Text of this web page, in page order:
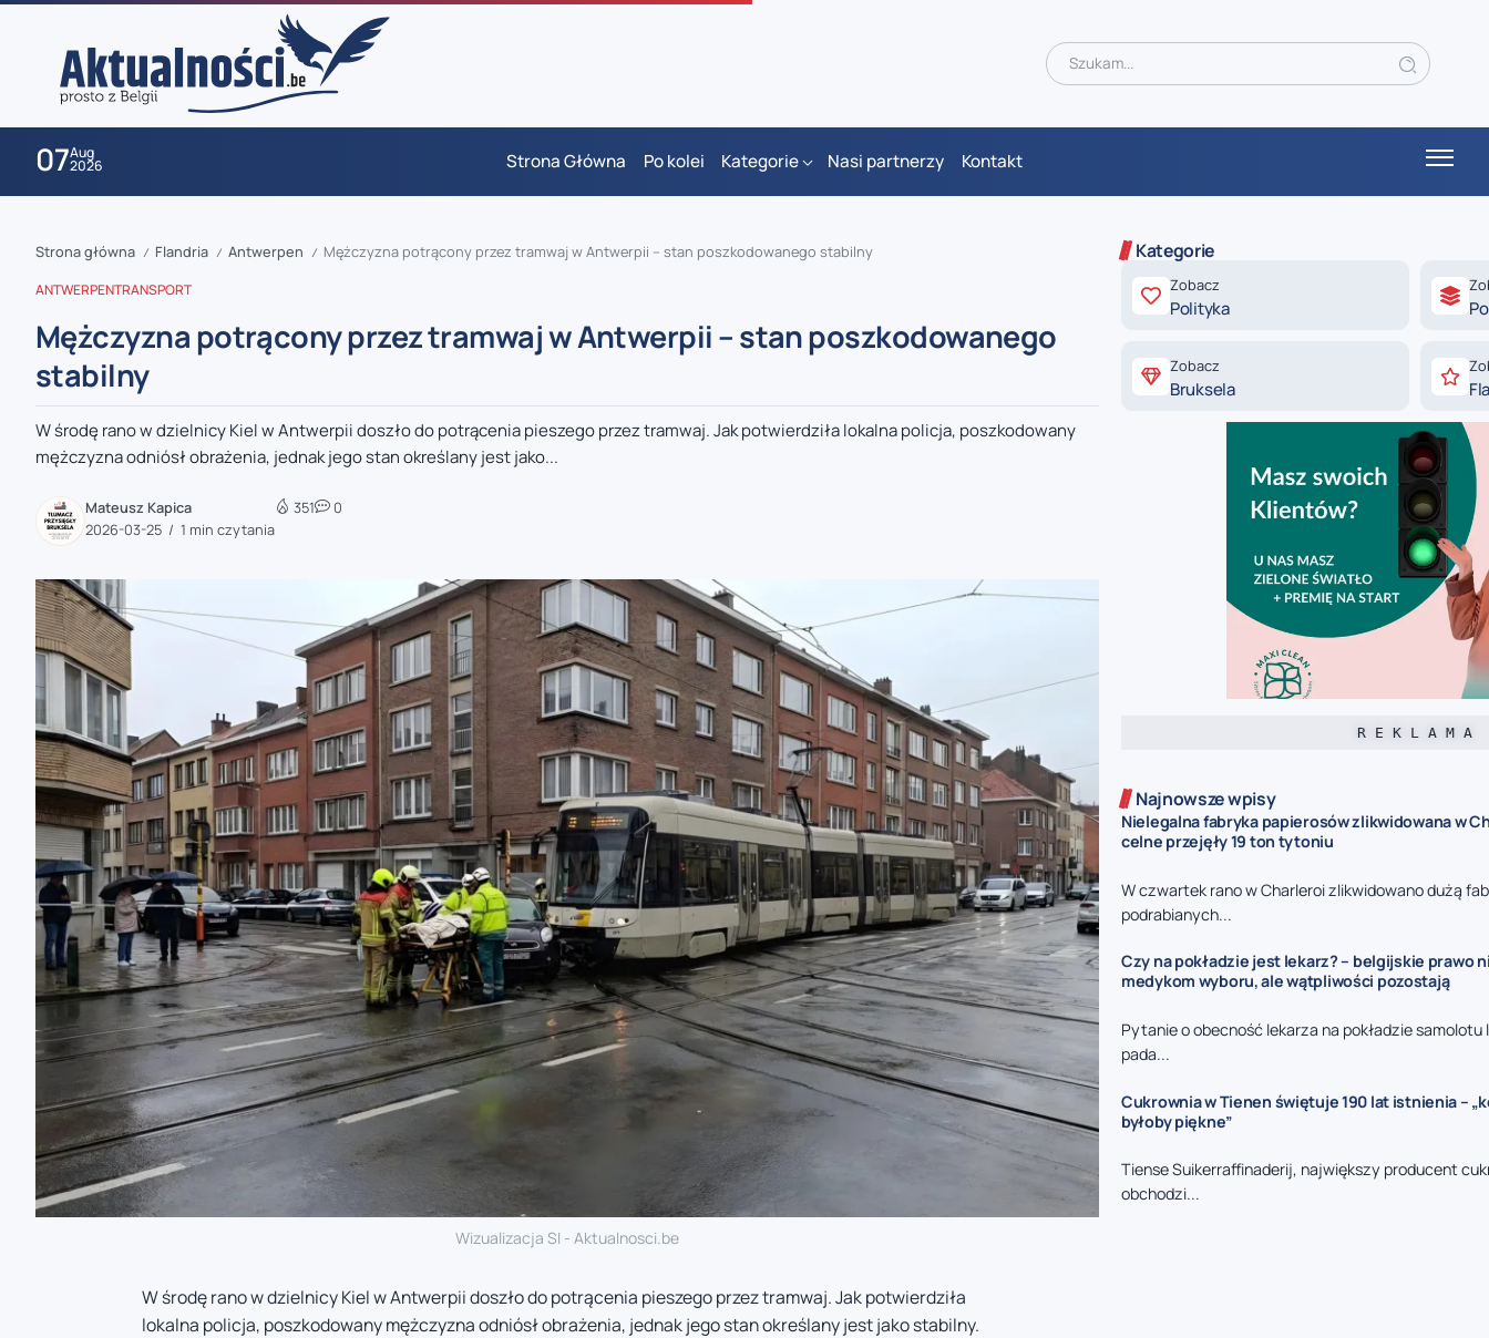
07Aug
2026 Strona Główna Po kolei Kategorie Nasi partnerzy Kontakt
zaobserwuj nas
zaobserwuj nas
zaobserwuj nas
zaobserwuj nas
zaobserwuj nas
Strona główna / Flandria / Antwerpen / Mężczyzna potrącony przez tramwaj w Antwerpii – stan poszkodowanego stabilny
ANTWERPENTRANSPORT
Mężczyzna potrącony przez tramwaj w Antwerpii – stan poszkodowanego
stabilny
W środę rano w dzielnicy Kiel w Antwerpii doszło do potrącenia pieszego przez tramwaj. Jak potwierdziła lokalna policja, poszkodowany
mężczyzna odniósł obrażenia, jednak jego stan określany jest jako...
Mateusz Kapica
2026-03-25
1 min czytania
351 0
Wizualizacja SI - Aktualnosci.be
W środę rano w dzielnicy Kiel w Antwerpii doszło do potrącenia pieszego przez tramwaj. Jak potwierdziła
lokalna policja, poszkodowany mężczyzna odniósł obrażenia, jednak jego stan określany jest jako stabilny.
Kategorie
Zobacz
Polityka
Zobacz
Bruksela
R E K L A M A
Najnowsze wpisy
Nielegalna fabryka papierosów zlikwidowana w
celne przejęły 19 ton tytoniu
W czwartek rano w Charleroi zlikwidowano dużą
podrabianych...
Czy na pokładzie jest lekarz? – belgijskie prawo
medykom wyboru, ale wątpliwości pozostają
Pytanie o obecność lekarza na pokładzie samolotu
pada...
Cukrownia w Tienen świętuje 190 lat istnienia –
byłoby piękne”
Tiense Suikerraffinaderij, największy producent
obchodzi...